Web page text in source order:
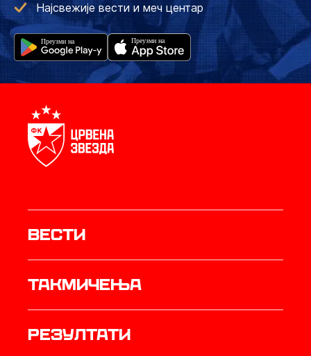
Најсвежије вести и меч центар
Вести
Такмичења
резултати